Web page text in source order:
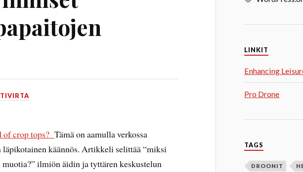
of crop tops?Tämä on aamulla verkossa
käännös. Artikkeli selittää “miksi
ilmiön äidin ja tyttären keskustelun
LINKIT
Enhancing
Pro Drone
TAGS
DROONIT